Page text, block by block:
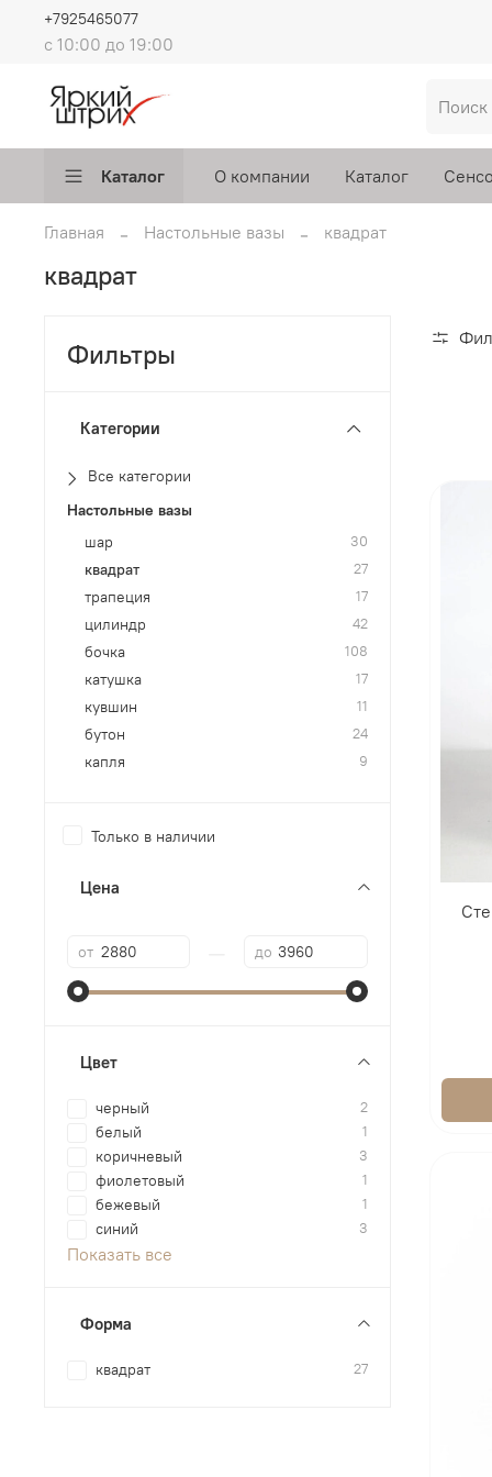
с 10:00 до 19:00
+7925465077
Каталог О компании Каталог
Главная Настольные вазы квадрат
квадрат
Фильтры
Категории
Все категории
Настольные вазы
шар
30
квадрат 27
трапеция 17
цилиндр 42
бочка 108
катушка 17
кувшин 11
бутон 24
капля 9
Только в наличии
Цена
от до
Цвет
черный 2
белый 1
коричневый 3
фиолетовый 1
бежевый 1
синий 3
Показать все
Форма
квадрат 27